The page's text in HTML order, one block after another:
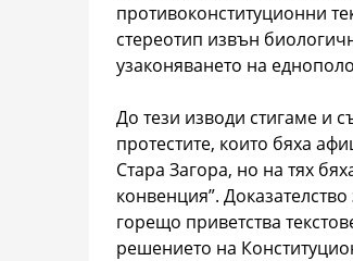
противоконституционни
стереотип извън
узаконяването на
До тези изводи стигаме и
протестите, които бяха
Стара Загора, но на тях
конвенция”.
горещо приветства
решението на